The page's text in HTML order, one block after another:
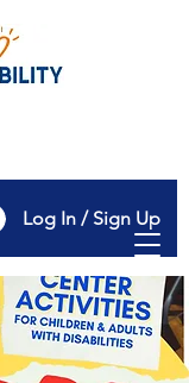
Log In / Sign Up